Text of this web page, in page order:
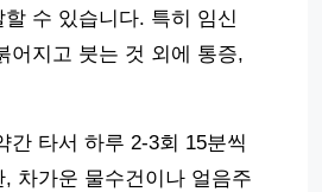
수 있습니다. 특히 임신
어지고 붓는 것 외에 통증,
타서 하루 2-3회 15분씩
차가운 물수건이나 얼음주